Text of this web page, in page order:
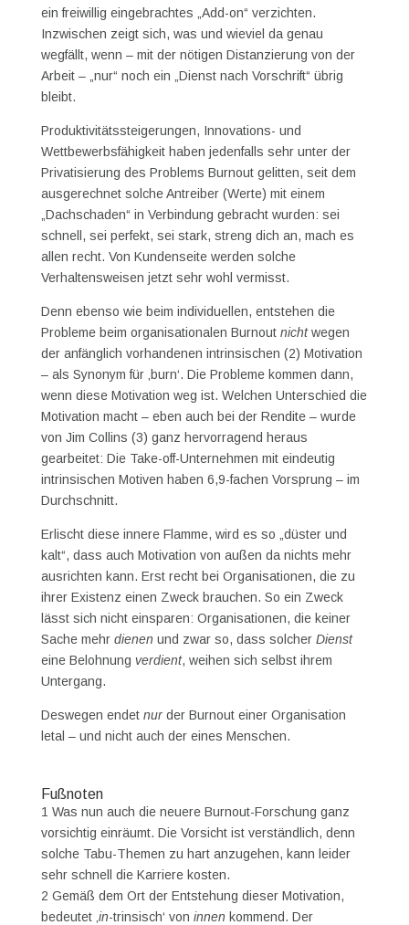
ein freiwillig eingebrachtes „Add-on“ verzichten.
Inzwischen zeigt sich, was und wieviel da genau
wegfällt, wenn – mit der nötigen Distanzierung von der
Arbeit – „nur“ noch ein „Dienst nach Vorschrift“ übrig
bleibt.
Produktivitätssteigerungen, Innovations- und
Wettbewerbsfähigkeit haben jedenfalls sehr unter der
Privatisierung des Problems Burnout gelitten, seit dem
ausgerechnet solche Antreiber (Werte) mit einem
„Dachschaden“ in Verbindung gebracht wurden: sei
schnell, sei perfekt, sei stark, streng dich an, mach es
allen recht. Von Kundenseite werden solche
Verhaltensweisen jetzt sehr wohl vermisst.
Denn ebenso wie beim individuellen, entstehen die
Probleme beim organisationalen Burnout nichtwegen
der anfänglich vorhandenen intrinsischen (2) Motivation
– als Synonym für ‚burn‘. Die Probleme kommen dann,
wenn diese Motivation weg ist. Welchen Unterschied die
Motivation macht – eben auch bei der Rendite – wurde
von Jim Collins (3) ganz hervorragend heraus
gearbeitet: Die Take-off-Unternehmen mit eindeutig
intrinsischen Motiven haben 6,9-fachen Vorsprung – im
Durchschnitt.
Erlischt diese innere Flamme, wird es so „düster und
kalt“, dass auch Motivation von außen da nichts mehr
ausrichten kann. Erst recht bei Organisationen, die zu
ihrer Existenz einen Zweck brauchen. So ein Zweck
lässt sich nicht einsparen: Organisationen, die keiner
Sache mehr dienen und zwar so, dass solcher Dienst
eine Belohnung verdient, weihen sich selbst ihrem
Untergang.
Deswegen endet nurder Burnout einer Organisation
letal – und nicht auch der eines Menschen.
Fußnoten
1 Was nun auch die neuere Burnout-Forschung ganz
vorsichtig einräumt. Die Vorsicht ist verständlich, denn
solche Tabu-Themen zu hart anzugehen, kann leider
sehr schnell die Karriere kosten.
2 Gemäß dem Ort der Entstehung dieser Motivation,
bedeutet ‚ in-trinsisch‘ von innen kommend. Der